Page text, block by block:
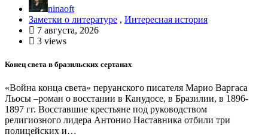
ninaoft
Заметки о литературе , Интересная история
7 августа, 2026
3 views
Конец света в бразильских сертанах
«Война конца света» перуанского писателя Марио Варгаса
Льосы –роман о восстании в Канудосе, в Бразилии, в 1896-
1897 гг. Восставшие крестьяне под руководством
религиозного лидера Антонио Наставника отбили три
полицейских и…